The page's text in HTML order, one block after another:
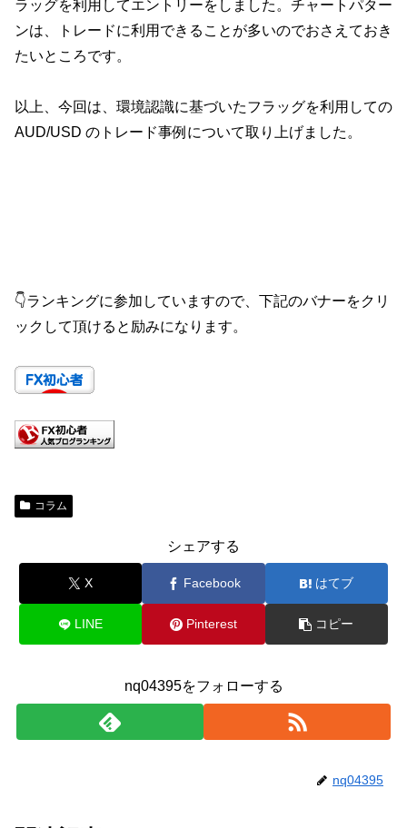
ラッグを利用してエントリーをしました。チャートパター
ンは、トレードに利用できることが多いのでおさえておき
たいところです。
以上、今回は、環境認識に基づいたフラッグを利用しての
AUD/USD のトレード事例について取り上げました。
👇ランキングに参加していますので、下記のバナーをクリ
ックして頂けると励みになります。
コラム
シェアする
X Facebook はてブ
LINE Pinterest コピー
nq04395をフォローする
nq04395